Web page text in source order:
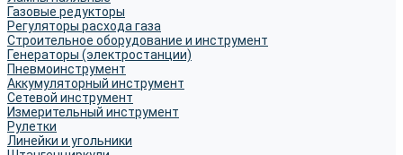
Газовые редукторы
Регуляторы расхода газа
Строительное оборудование и инструмент
Генераторы (электростанции)
Пневмоинструмент
Аккумуляторный инструмент
Сетевой инструмент
Измерительный инструмент
Рулетки
Линейки и угольники